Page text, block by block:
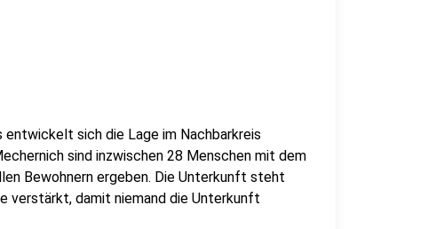
sich die Lage im Nachbarkreis
sind inzwischen 28 Menschen mit dem
Bewohnern ergeben. Die Unterkunft steht
verstärkt, damit niemand die Unterkunft